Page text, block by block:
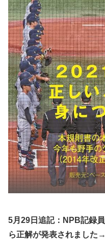
5月29日追記：NPB記録
ら正解が発表されました→